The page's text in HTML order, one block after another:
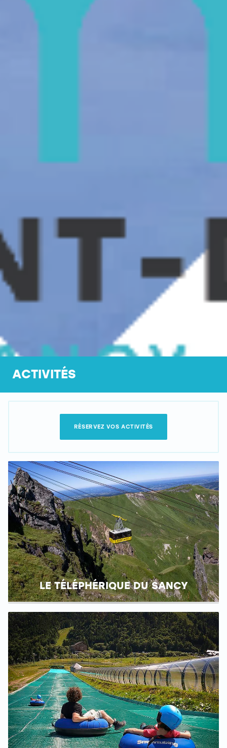
ACTIVITÉS
RÉSERVEZ VOS ACTIVITÉS
LE TÉLÉPHÉRIQUE DU SANCY